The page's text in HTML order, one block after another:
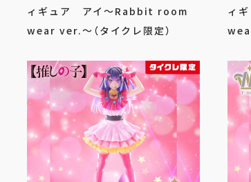
ィギュア アイ～Rabbit room
wear ver.～（タイクレ限定）
ィ